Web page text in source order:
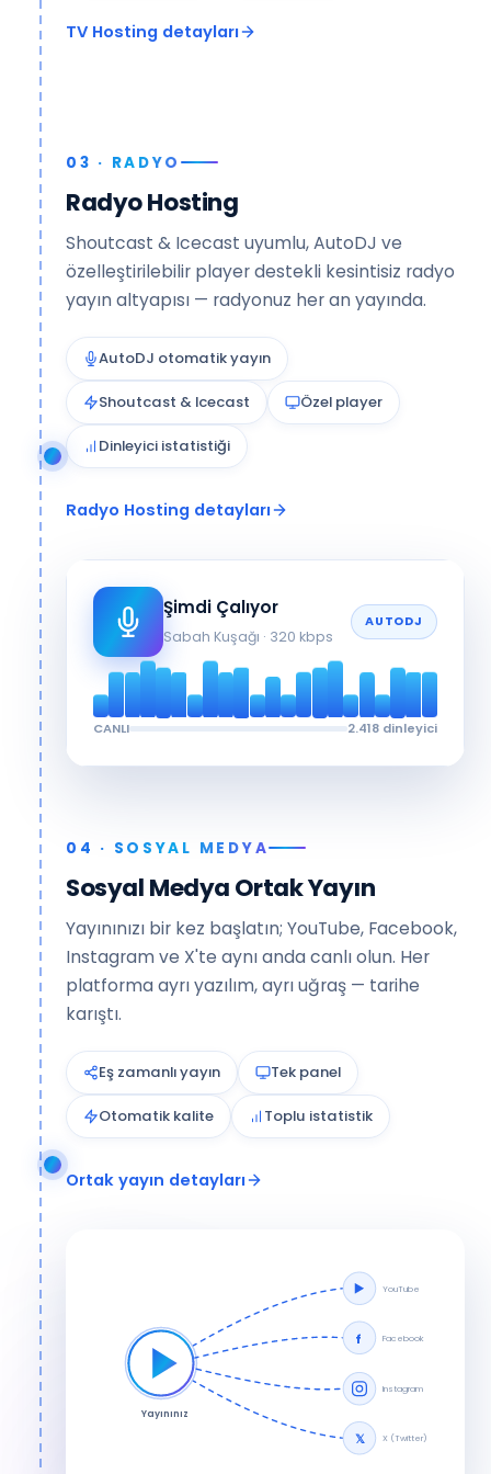
TV Hosting detayları
KJ: Konuk — Genel Yayın Yönetmeni
ve hava durumu desteğiyle HD kalitede tüm dünyaya ulaşıyor •
03 · RADYO
Radyo Hosting
Shoutcast & Icecast uyumlu, AutoDJ ve
özelleştirilebilir player destekli kesintisiz radyo
yayın altyapısı — radyonuz her an yayında.
AutoDJ otomatik yayın
Shoutcast & Icecast Özel player
Dinleyici istatistiği
Radyo Hosting detayları
Şimdi Çalıyor
Sabah Kuşağı · 320 kbps
AUTODJ
CANLI 2.418 dinleyici
04 · SOSYAL MEDYA
Sosyal Medya Ortak Yayın
Yayınınızı bir kez başlatın; YouTube, Facebook,
Instagram ve X'te aynı anda canlı olun. Her
platforma ayrı yazılım, ayrı uğraş — tarihe
karıştı.
Eş zamanlı yayın Tek panel
Otomatik kalite Toplu istatistik
Ortak yayın detayları
Yayınınız
f
𝕏
YouTube
Facebook
Instagram
X (Twitter)